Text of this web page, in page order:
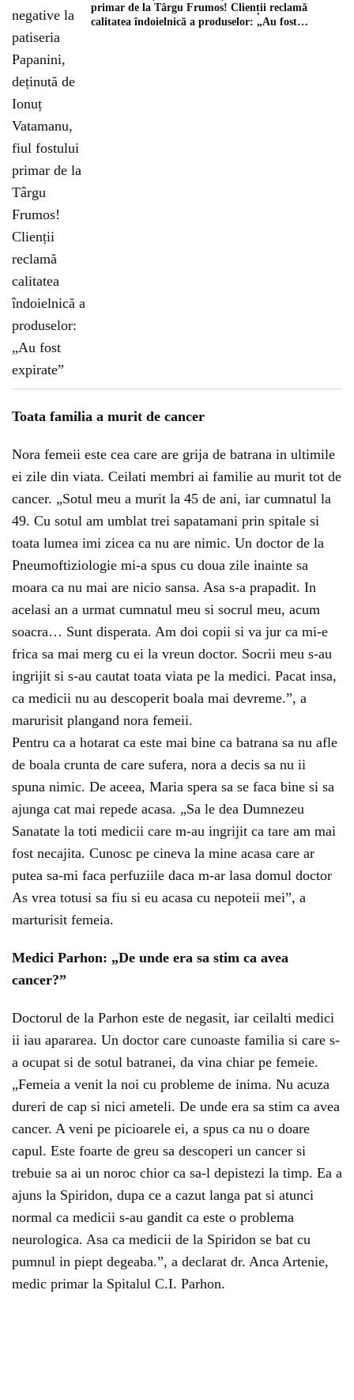
primar de la Târgu Frumos! Clienții reclamă
calitatea îndoielnică a produselor: „Au fost
Toata familia a murit de cancer
Nora femeii este cea care are grija de batrana in ultimile
ei zile din viata. Ceilati membri ai familie au murit tot de
cancer. „Sotul meu a murit la 45 de ani, iar cumnatul la
49. Cu sotul am umblat trei sapatamani prin spitale si
toata lumea imi zicea ca nu are nimic. Un doctor de la
Pneumoftiziologie mi-a spus cu doua zile inainte sa
moara ca nu mai are nicio sansa. Asa s-a prapadit. In
acelasi an a urmat cumnatul meu si socrul meu, acum
soacra… Sunt disperata. Am doi copii si va jur ca mi-e
frica sa mai merg cu ei la vreun doctor. Socrii meu s-au
ingrijit si s-au cautat toata viata pe la medici. Pacat insa,
ca medicii nu au descoperit boala mai devreme.”, a
marurisit plangand nora femeii.
Pentru ca a hotarat ca este mai bine ca batrana sa nu afle
de boala crunta de care sufera, nora a decis sa nu ii
spuna nimic. De aceea, Maria spera sa se faca bine si sa
ajunga cat mai repede acasa. „Sa le dea Dumnezeu
Sanatate la toti medicii care m-au ingrijit ca tare am mai
fost necajita. Cunosc pe cineva la mine acasa care ar
putea sa-mi faca perfuziile daca m-ar lasa domul doctor
As vrea totusi sa fiu si eu acasa cu nepoteii mei”, a
marturisit femeia.
Medici Parhon: „De unde era sa stim ca avea
cancer?”
Doctorul de la Parhon este de negasit, iar ceilalti medici
ii iau apararea. Un doctor care cunoaste familia si care s-
a ocupat si de sotul batranei, da vina chiar pe femeie.
„Femeia a venit la noi cu probleme de inima. Nu acuza
dureri de cap si nici ameteli. De unde era sa stim ca avea
cancer. A veni pe picioarele ei, a spus ca nu o doare
capul. Este foarte de greu sa descoperi un cancer si
trebuie sa ai un noroc chior ca sa-l depistezi la timp. Ea a
ajuns la Spiridon, dupa ce a cazut langa pat si atunci
normal ca medicii s-au gandit ca este o problema
neurologica. Asa ca medicii de la Spiridon se bat cu
pumnul in piept degeaba.”, a declarat dr. Anca Artenie,
medic primar la Spitalul C.I. Parhon.